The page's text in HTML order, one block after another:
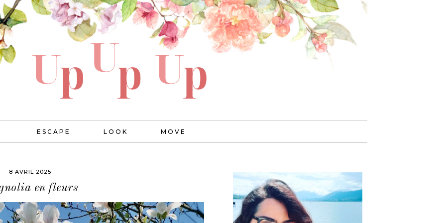
ESCAPE LOOK MOVE
8 AVRIL 2025
en fleurs